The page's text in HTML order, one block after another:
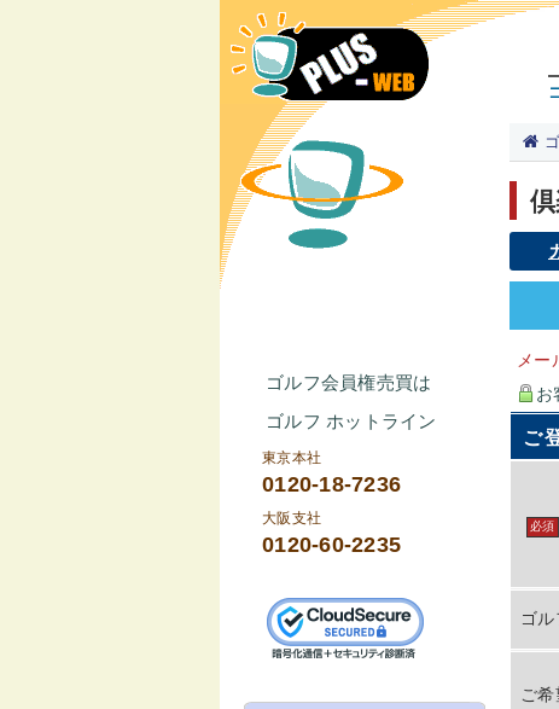
ゴルフ会員権売買は
ゴルフ ホットライン
東京本社
0120-18-7236
大阪支社
0120-60-2235
メ
お
ご
必須
ゴ
ご